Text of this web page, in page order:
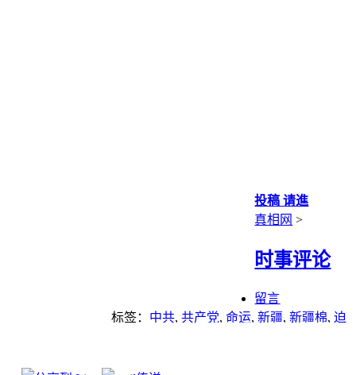
投稿 请進
真相网 >
时事评论
留言
标签： 中共, 共产党, 命运, 新疆, 新疆棉, 迫